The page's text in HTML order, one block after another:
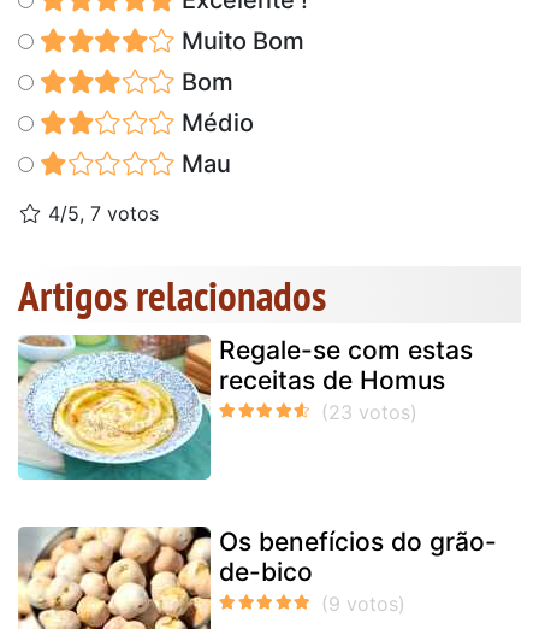
Muito Bom
Bom
Médio
Mau
4/5, 7 votos
Artigos relacionados
Regale-se com estas
receitas de Homus
Os benefícios do grão-
de-bico